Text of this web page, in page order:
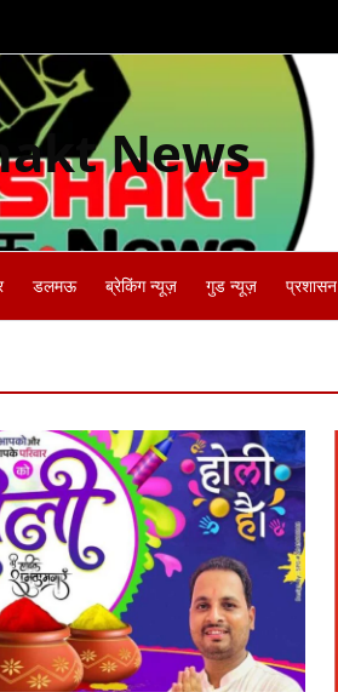
News
डलमऊ ब्रेकिंग न्यूज़ गुड न्यूज़ प्रशासन